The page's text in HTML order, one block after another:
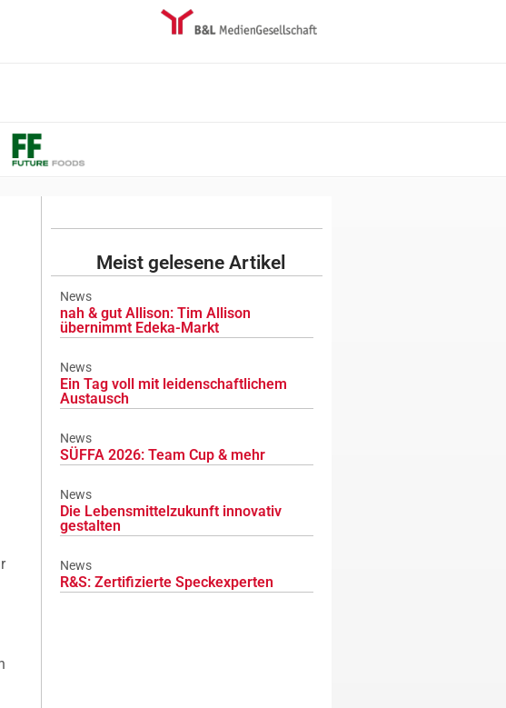
Meist gelesene Artikel
News
nah & gut Allison: Tim Allison
übernimmt Edeka-Markt
News
Ein Tag voll mit leidenschaftlichem
Austausch
News
SÜFFA 2026: Team Cup & mehr
News
Die Lebensmittelzukunft innovativ
gestalten
News
R&S: Zertifizierte Speckexperten